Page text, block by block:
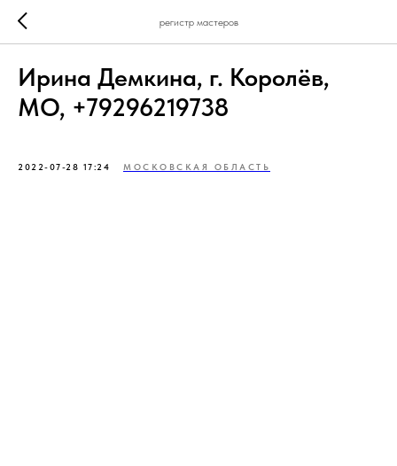
регистр мастеров
Ирина Демкина, г. Королёв,
МО, +79296219738
2022-07-28 17:24 МОСКОВСКАЯ ОБЛАСТЬ